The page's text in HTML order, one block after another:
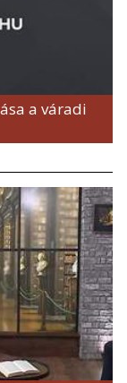
a váradi